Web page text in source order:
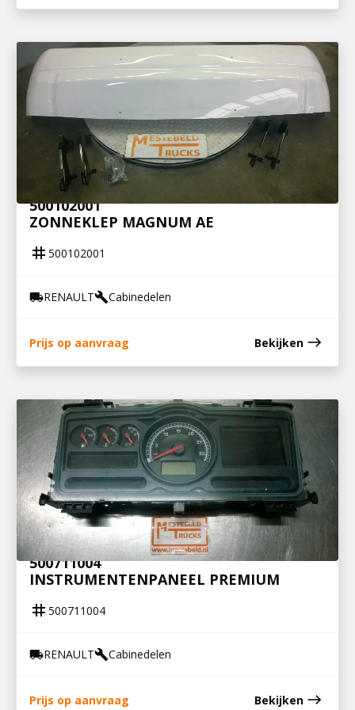
500102001
ZONNEKLEP MAGNUM AE
tag 500102001
local_shippingRENAULTbuildCabinedelen
Prijs op aanvraag Bekijken east
500711004
INSTRUMENTENPANEEL PREMIUM
tag 500711004
local_shippingRENAULTbuildCabinedelen
Prijs op aanvraag Bekijken east